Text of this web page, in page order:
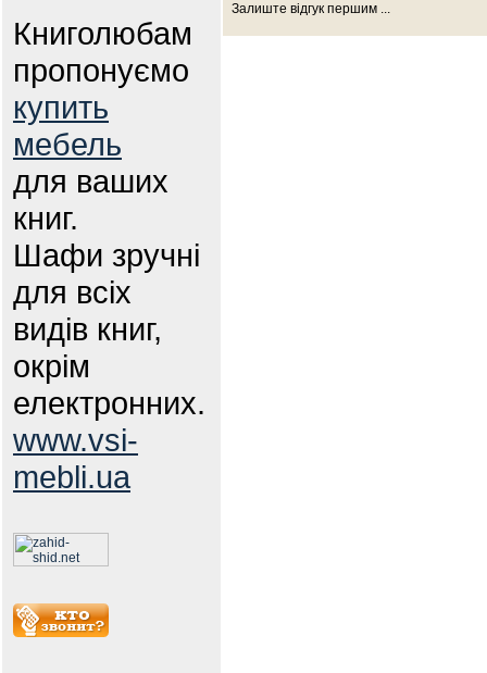
Книголюбам
пропонуємо
купить
мебель
для ваших
книг.
Шафи зручні
для всіх
видів книг,
окрім
електронних.
www.vsi-
mebli.ua
Залиште відгук першим ...